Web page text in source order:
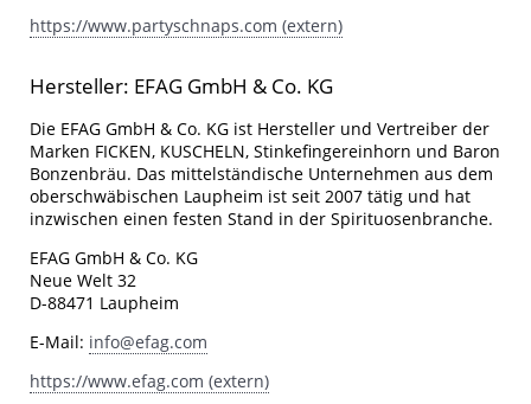
https://www.partyschnaps.com (extern)
Hersteller: EFAG GmbH & Co. KG
Die EFAG GmbH & Co. KG ist Hersteller und Vertreiber der
Marken FICKEN, KUSCHELN, Stinkefingereinhorn und Baron
Bonzenbräu. Das mittelständische Unternehmen aus dem
oberschwäbischen Laupheim ist seit 2007 tätig und hat
inzwischen einen festen Stand in der Spirituosenbranche.
EFAG GmbH & Co. KG
Neue Welt 32
D-88471 Laupheim
E-Mail: info@efag.com
https://www.efag.com (extern)